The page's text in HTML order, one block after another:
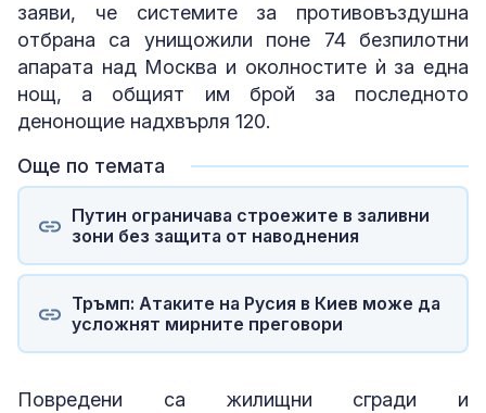
заяви, че системите за противовъздушна
отбрана са унищожили поне 74 безпилотни
апарата над Москва и околностите ѝ за една
нощ, а общият им брой за последното
денонощие надхвърля 120.
Още по темата
Путин ограничава строежите в заливни
зони без защита от наводнения
Тръмп: Атаките на Русия в Киев може да
усложнят мирните преговори
Повредени са жилищни сгради и